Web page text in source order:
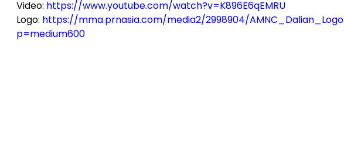
Video: https://www.youtube.com/watch?v=K896E6qEMRU
Logo: https://mma.prnasia.com/media2/2998904/
p=medium600